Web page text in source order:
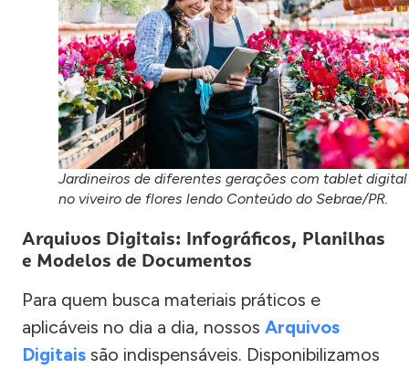
Jardineiros de diferentes gerações com tablet digital
no viveiro de flores lendo Conteúdo do Sebrae/PR.
Arquivos Digitais: Infográficos, Planilhas
e Modelos de Documentos
Para quem busca materiais práticos e
aplicáveis no dia a dia, nossos Arquivos
Digitais são indispensáveis. Disponibilizamos